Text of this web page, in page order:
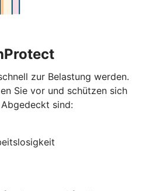
zur Belastung werden.
Sie vor und schützen sich
sind: